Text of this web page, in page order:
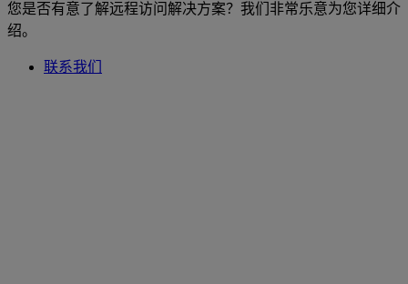
您是否有意了解远程访问解决方案？我们非常乐意为您详细介
绍。
联系我们